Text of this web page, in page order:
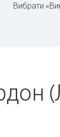
Вибрати